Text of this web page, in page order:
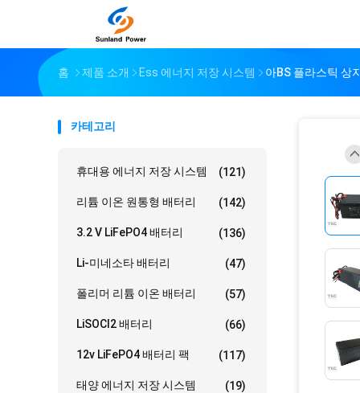
홈 제품 소개 Ess 에너지 저장 시스템 아BS 플라스틱 상
카테고리
휴대용 에너지 저장 시스템 (121)
리튬 이온 원통형 배터리 (142)
3.2 V LiFePO4 배터리 (136)
Li-미네소타 배터리 (47)
폴리머 리튬 이온 배터리 (57)
LiSOCl2 배터리 (66)
12v LiFePO4 배터리 팩 (117)
태양 에너지 저장 시스템 (19)